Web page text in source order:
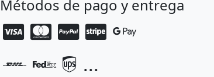
Métodos de pago y entrega
...